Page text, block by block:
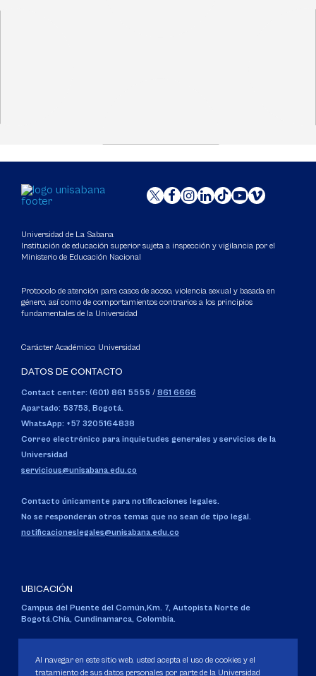
Universidad de La Sabana
Institución de educación superior sujeta a inspección y vigilancia por el
Ministerio de Educación Nacional
Protocolo de atención para casos de acoso, violencia sexual y basada en
género, así como de comportamientos contrarios a los principios
fundamentales de la Universidad
Carácter Académico: Universidad
DATOS DE CONTACTO
Contact center: (601) 861 5555 / 861 6666
Apartado: 53753, Bogotá.
WhatsApp: +57 3205164838
Correo electrónico para inquietudes generales y servicios de la
Universidad
servicious@unisabana.edu.co
Contacto únicamente para notificaciones legales.
No se responderán otros temas que no sean de tipo legal.
notificacioneslegales@unisabana.edu.co
UBICACIÓN
Campus del Puente del Común,Km. 7, Autopista Norte de
Bogotá.Chía, Cundinamarca, Colombia.
Personería Jurídica:Resolución 130 del 14 de enero de 1980.
Ministerio de Educación Nacional.
Al navegar en este sitio web, usted acepta el uso de cookies y el
tratamiento de sus datos personales por parte de la Universidad